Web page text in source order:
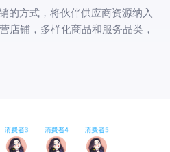
的方式，将伙伴供应商资源纳入
店铺，多样化商品和服务品类，